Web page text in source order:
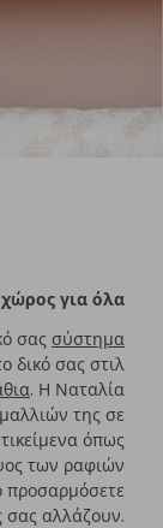
για όλα
σας σύστημα
δικό σας στιλ
. Η Ναταλία
της σε
όπως
των ραφιών
προσαρμόσετε
σας αλλάζουν.